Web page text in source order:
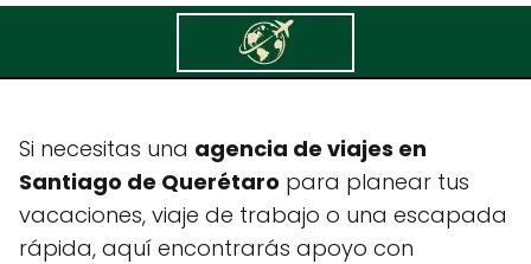
Golden Travel Vip
Si necesitas una agencia de viajes en
Santiago de Querétaro para planear tus
vacaciones, viaje de trabajo o una escapada
rápida, aquí encontrarás apoyo con